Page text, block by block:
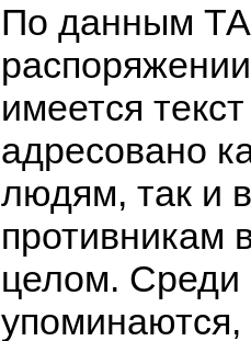
По данным
имеется
адресовано
людям, так и
противникам
целом. Среди
упоминаются,